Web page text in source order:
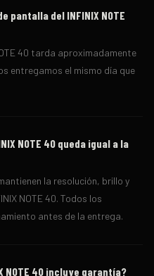
pantalla del INFINIX NOTE
40 tarda aproximadamente
entregamos el mismo día que
NOTE 40 queda igual a la
la resolución, brillo y
NOTE 40. Todos los
antes de la entrega.
NOTE 40 incluye garantía?